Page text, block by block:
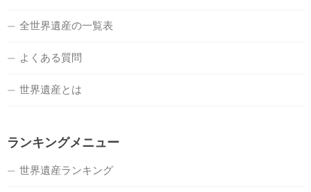
全世界遺産の一覧表
よくある質問
世界遺産とは
ランキングメニュー
世界遺産ランキング